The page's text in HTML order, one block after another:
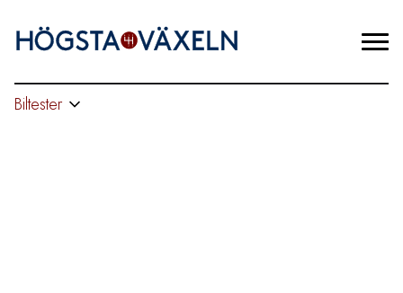
Biltester